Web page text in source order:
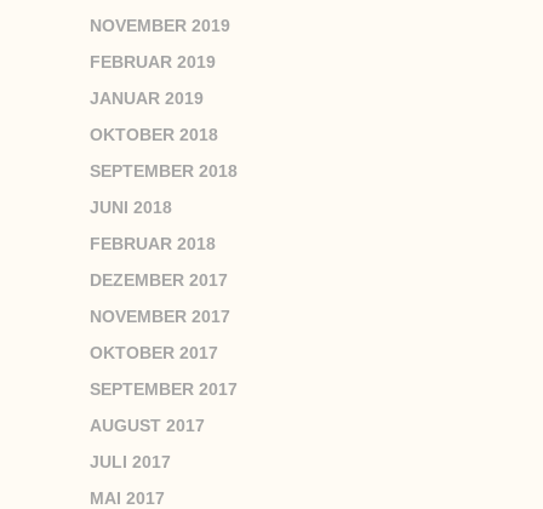
NOVEMBER 2019
FEBRUAR 2019
JANUAR 2019
OKTOBER 2018
SEPTEMBER 2018
JUNI 2018
FEBRUAR 2018
DEZEMBER 2017
NOVEMBER 2017
OKTOBER 2017
SEPTEMBER 2017
AUGUST 2017
JULI 2017
MAI 2017